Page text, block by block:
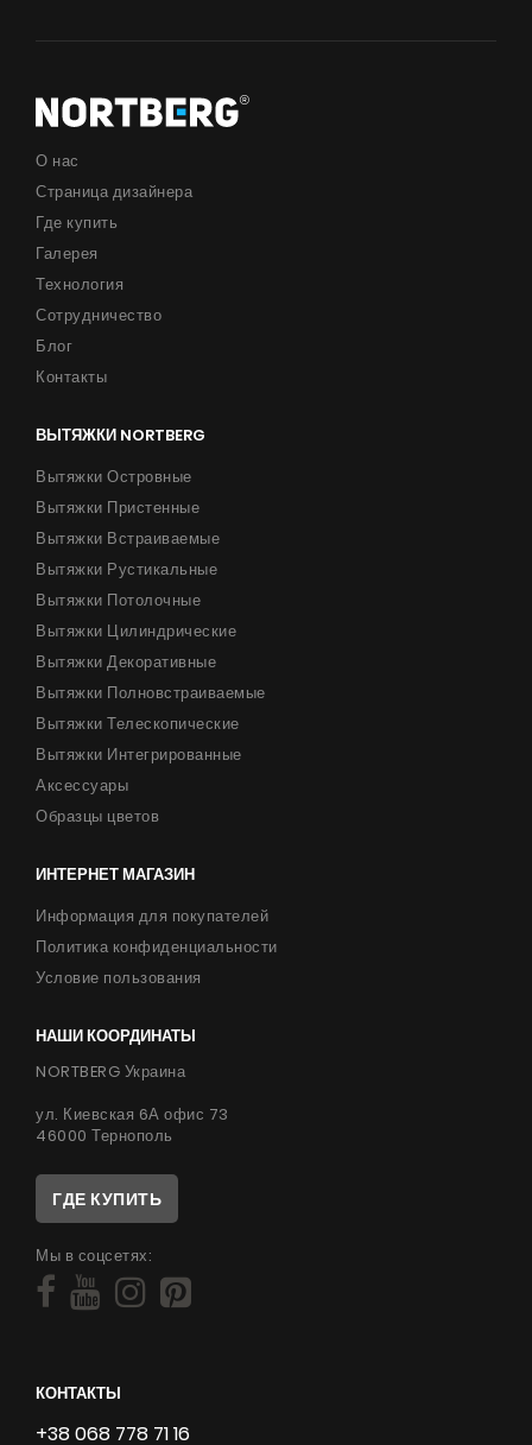
О нас
Страница дизайнера
Где купить
Галерея
Технология
Сотрудничество
Блог
Контакты
ВЫТЯЖКИ NORTBERG
Вытяжки Островные
Вытяжки Пристенные
Вытяжки Встраиваемые
Вытяжки Рустикальные
Вытяжки Потолочные
Вытяжки Цилиндрические
Вытяжки Декоративные
Вытяжки Полновстраиваемые
Вытяжки Телескопические
Вытяжки Интегрированные
Аксессуары
Образцы цветов
ИНТЕРНЕТ МАГАЗИН
Информация для покупателей
Политика конфиденциальности
Условие пользования
НАШИ КООРДИНАТЫ
NORTBERG Украина
ул. Киевская 6А офис 73
46000 Тернополь
ГДЕ КУПИТЬ
Мы в соцсетях:
КОНТАКТЫ
+38 068 778 71 16